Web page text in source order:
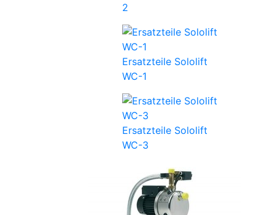
2
Ersatzteile Sololift
WC-1
Ersatzteile Sololift
WC-3